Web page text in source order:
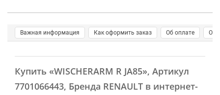
Важная информация Как оформить заказ Об оплате О
Купить «WISCHERARM R JA85», Артикул
7701066443, Бренда RENAULT в интернет-